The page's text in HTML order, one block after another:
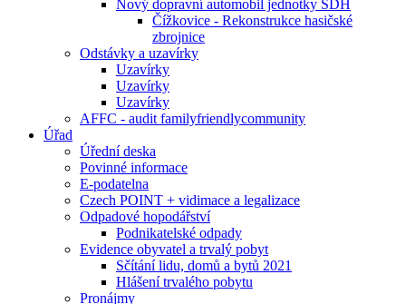
Nový dopravní automobil jednotky SDH
Čížkovice - Rekonstrukce hasičské
zbrojnice
Odstávky a uzavírky
Uzavírky
Uzavírky
Uzavírky
AFFC - audit familyfriendlycommunity
Úřad
Úřední deska
Povinné informace
E-podatelna
Czech POINT + vidimace a legalizace
Odpadové hopodářství
Podnikatelské odpady
Evidence obyvatel a trvalý pobyt
Sčítání lidu, domů a bytů 2021
Hlášení trvalého pobytu
Pronájmy